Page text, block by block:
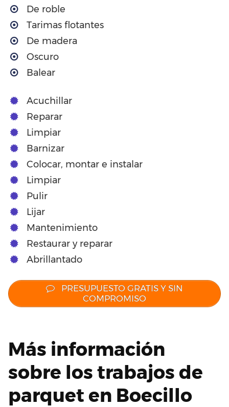
De roble
Tarimas flotantes
De madera
Oscuro
Balear
Acuchillar
Reparar
Limpiar
Barnizar
Colocar, montar e instalar
Limpiar
Pulir
Lijar
Mantenimiento
Restaurar y reparar
Abrillantado
PRESUPUESTO GRATIS Y SIN
COMPROMISO
Más información
sobre los trabajos de
parquet en Boecillo